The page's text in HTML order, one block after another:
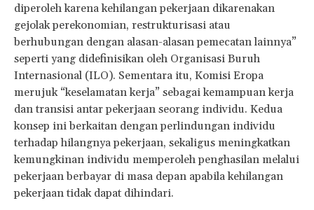
diperoleh karena kehilangan pekerjaan dikarenakan
gejolak perekonomian, restrukturisasi atau
berhubungan dengan alasan-alasan pemecatan lainnya”
seperti yang didefinisikan oleh Organisasi Buruh
Internasional (ILO). Sementara itu, Komisi Eropa
merujuk “keselamatan kerja” sebagai kemampuan kerja
dan transisi antar pekerjaan seorang individu. Kedua
konsep ini berkaitan dengan perlindungan individu
terhadap hilangnya pekerjaan, sekaligus meningkatkan
kemungkinan individu memperoleh penghasilan melalui
pekerjaan berbayar di masa depan apabila kehilangan
pekerjaan tidak dapat dihindari.